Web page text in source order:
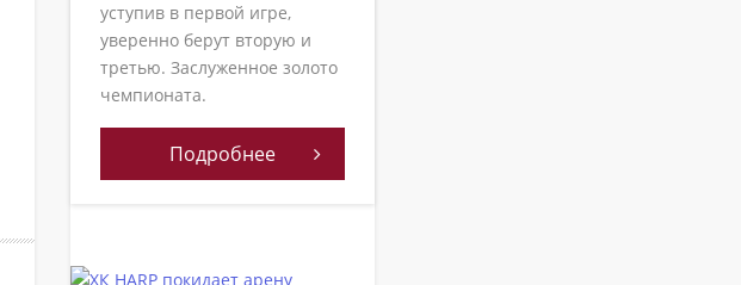
уступив в первой игре,
уверенно берут вторую и
третью. Заслуженное золото
чемпионата.
Подробнее